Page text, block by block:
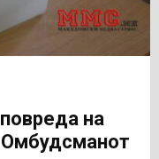
на
Омбудсманот